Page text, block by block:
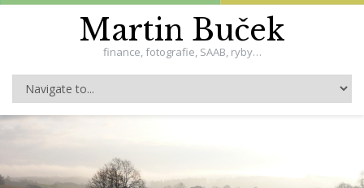
Martin Buček
finance, fotografie, SAAB, ryby…